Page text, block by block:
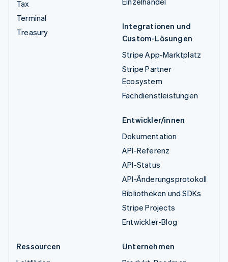
Tax
Terminal
Treasury
Integrationen und
Custom-Lösungen
Stripe App-Marktplatz
Stripe Partner
Ecosystem
Fachdienstleistungen
Entwickler/innen
Dokumentation
API-Referenz
API-Status
API-Änderungsprotokoll
Bibliotheken und SDKs
Stripe Projects
Entwickler-Blog
Ressourcen
Unternehmen